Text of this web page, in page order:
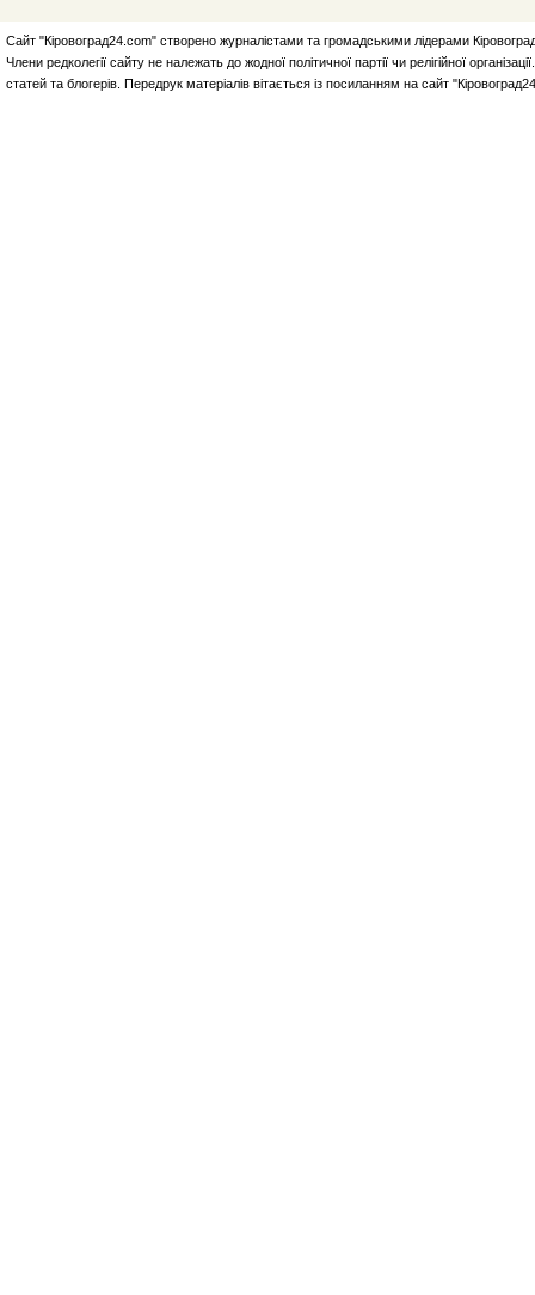
Сайт "Кіровоград24.com" створено журналістами та громадськими лідерами
Члени редколегії сайту не належать до жодної політичної партії чи релігійної
статей та блогерів. Передрук матеріалів вітається із посиланням на сайт